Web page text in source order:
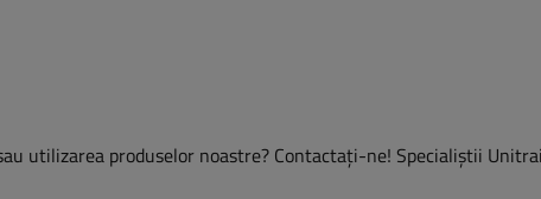
utilizarea produselor noastre? Contactaţi-ne! Specialiștii